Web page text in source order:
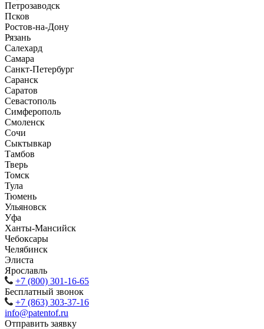
Петрозаводск
Псков
Ростов-на-Дону
Рязань
Салехард
Самара
Санкт-Петербург
Саранск
Саратов
Севастополь
Симферополь
Смоленск
Сочи
Сыктывкар
Тамбов
Тверь
Томск
Тула
Тюмень
Ульяновск
Уфа
Ханты-Мансийск
Чебоксары
Челябинск
Элиста
Ярославль
+7 (800) 301-16-65
Бесплатный звонок
+7 (863) 303-37-16
info@patentof.ru
Отправить заявку